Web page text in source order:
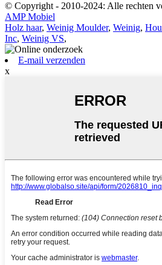
© Copyright - 2010-2024: Alle rechten
AMP Mobiel
Holz haar, Weinig Moulder, Weinig,
Inc, Weinig VS,
E-mail verzenden
x